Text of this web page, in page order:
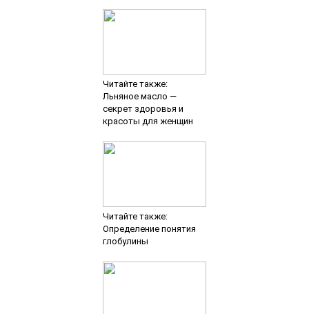
Читайте также:
Льняное масло —
секрет здоровья и
красоты для женщин
Читайте также:
Определение понятия
глобулины